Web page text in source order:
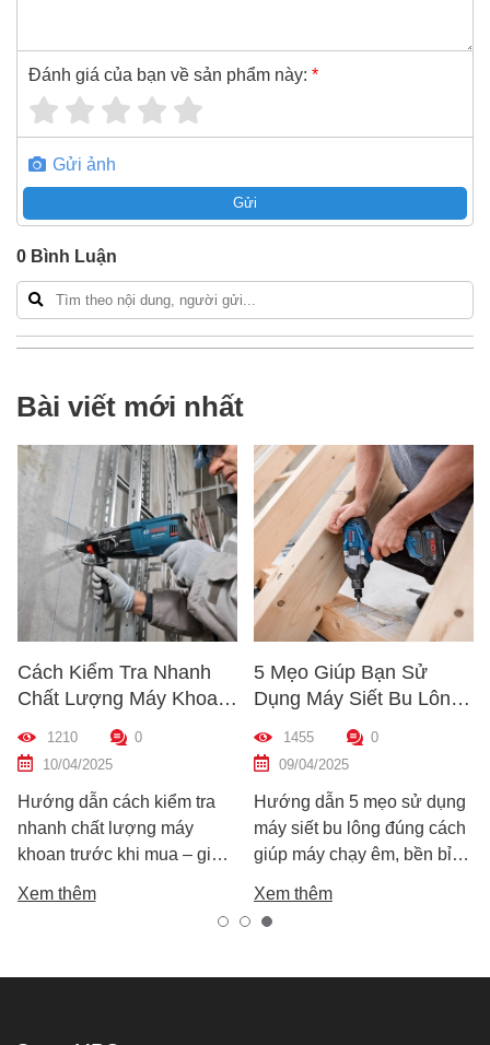
Đánh giá của bạn về sản phẩm này: *
Gửi ảnh
Gửi
0 Bình Luận
Bài viết mới nhất
Cách Kiểm Tra Nhanh
Chất Lượng Máy Khoan
Trước Khi Mua – Hướng
Dẫn Chi Tiết Cho Người
Mới
1210
0
10/04/2025
Hướng dẫn cách kiểm tra
nhanh chất lượng máy
khoan trước khi mua – giúp
tốt, bền, hoạt động ổn định,
Xem thêm
5 Mẹo Giúp Bạn Sử
Dụng Máy Siết Bu Lông
Đúng Cách – Bền Máy,
Hiệu Quả Cao
1455
0
09/04/2025
Hướng dẫn 5 mẹo sử dụng
máy siết bu lông đúng cách
giúp máy chạy êm, bền bỉ
biến khiến máy nhanh hỏng
và kém hiệu suất.
Xem thêm